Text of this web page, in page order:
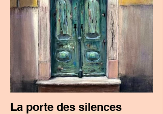
La porte des silences